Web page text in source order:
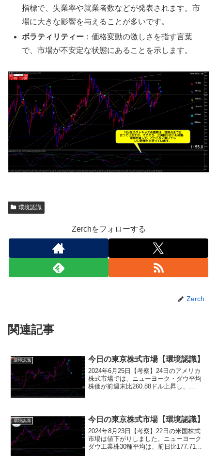
指標で、失業率や就業者数などが発表されます。市
場に大きな影響を与えることが多いです。
ボラティリティー ：価格変動の激しさを指す言葉
で、市場が不安定な状態にあることを示します。
環境認識
Zerchをフォローする
Zerch
関連記事
環境認識 今日の東京株式市場【環境認識】
2024年6月25日【考察】24日のアメリカ
株式市場では、ニューヨーク・ダウ平均
株価が前週末比260.88ドル上昇し、
環境認識 今日の東京株式市場【環境認識】
2024年8月23日【考察】22日の米国株式
市場は値下がりしました。ニューヨーク
ダウ工業株30種平均は、前日比177.71ド